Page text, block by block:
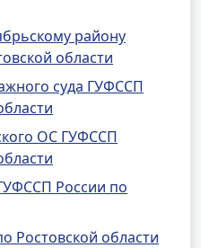
району
области
суда ГУФССП
ОС ГУФССП
России по
Ростовской области